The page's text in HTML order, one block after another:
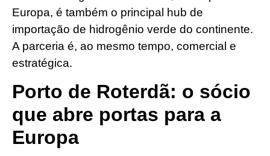
Europa, é também o principal hub de
importação de hidrogênio verde do continente.
A parceria é, ao mesmo tempo, comercial e
estratégica.
Porto de Roterdã: o sócio
que abre portas para a
Europa